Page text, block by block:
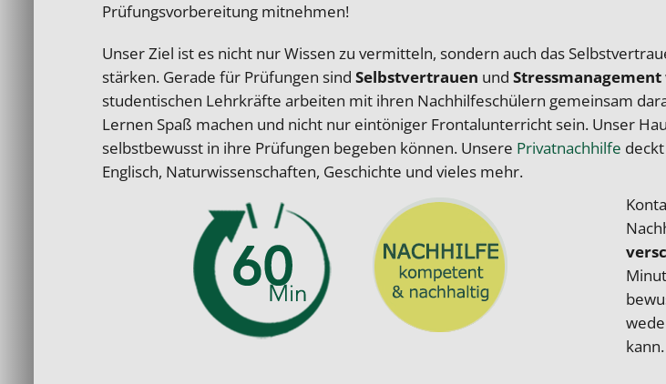
Prüfungsvorbereitung mitnehmen!
Unser Ziel ist es nicht nur Wissen zu vermitteln, sondern auch das
stärken. Gerade für Prüfungen sind Selbstvertrauen und Stressmanagement
studentischen Lehrkräfte arbeiten mit ihren Nachhilfeschülern gemeinsam
Lernen Spaß machen und nicht nur eintöniger Frontalunterricht sein. Unser
selbstbewusst in ihre Prüfungen begeben können. Unsere Privatnachhilfe
Englisch, Naturwissenschaften, Geschichte und vieles mehr.
kann.